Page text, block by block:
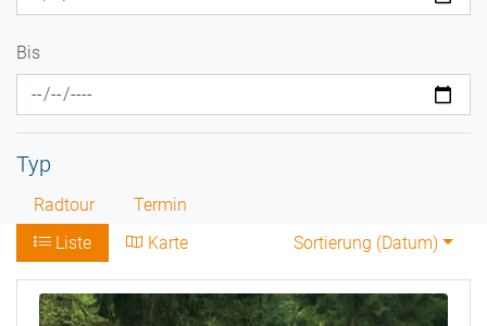
Bis
Typ
Radtour
Termin
Liste
Karte Sortierung (Datum)